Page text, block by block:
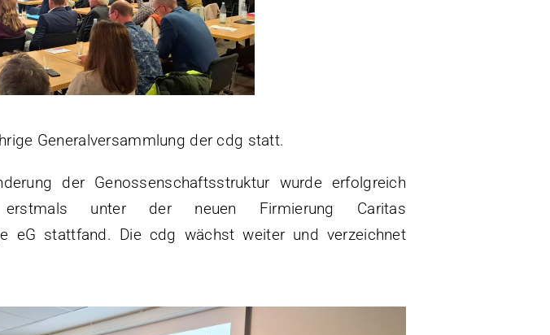
Generalversammlung der cdg statt.
der Genossenschaftsstruktur wurde erfolgreich
erstmals unter der neuen Firmierung Caritas
eG stattfand. Die cdg wächst weiter und verzeichnet